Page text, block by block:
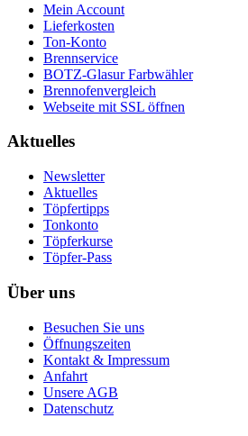
Mein Account
Lieferkosten
Ton-Konto
Brennservice
BOTZ-Glasur Farbwähler
Brennofenvergleich
Webseite mit SSL öffnen
Aktuelles
Newsletter
Aktuelles
Töpfertipps
Tonkonto
Töpferkurse
Töpfer-Pass
Über uns
Besuchen Sie uns
Öffnungszeiten
Kontakt & Impressum
Anfahrt
Unsere AGB
Datenschutz